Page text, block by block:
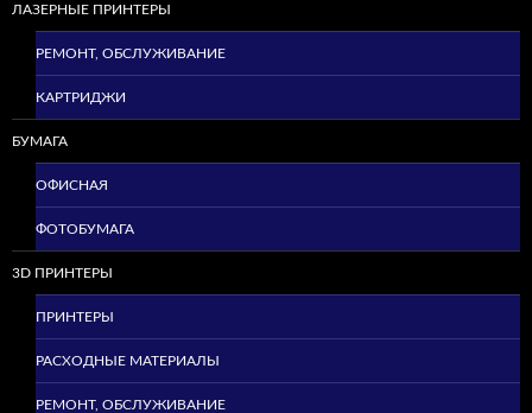
ЛАЗЕРНЫЕ ПРИНТЕРЫ
РЕМОНТ, ОБСЛУЖИВАНИЕ
КАРТРИДЖИ
БУМАГА
ОФИСНАЯ
ФОТОБУМАГА
3D ПРИНТЕРЫ
ПРИНТЕРЫ
РАСХОДНЫЕ МАТЕРИАЛЫ
РЕМОНТ, ОБСЛУЖИВАНИЕ